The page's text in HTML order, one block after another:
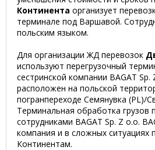
Континента организует
терминале под Варшавой.
польским языком.
Для организации ЖД перевозок
используют перегрузочный
сестринской компании BAGAT
расположен на польской
погранпереходе Семянувка (PL)/
Терминальная обработка грузов
сотрудниками BAGAT Sp. Z o.o.
компания и в сложных ситуациях
Континентам.